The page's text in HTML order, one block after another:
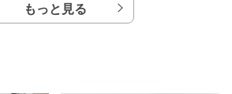
もっと見る